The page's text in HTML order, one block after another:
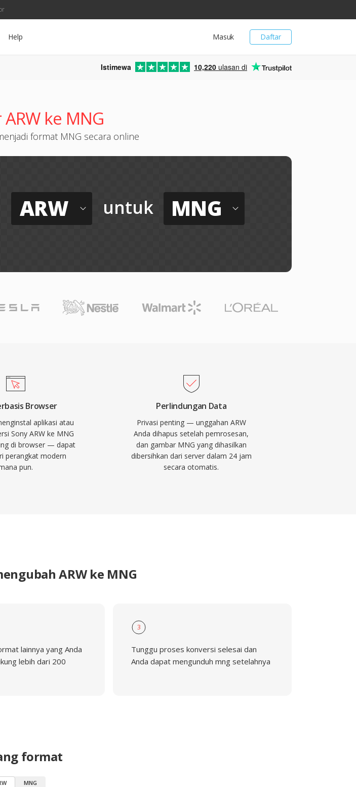
Daftar
Masuk
Help
Istimewa 10,220 ulasan di
ke MNG
format MNG secara online
ARW untuk MNG
Browser
aplikasi atau
Sony ARW ke MNG
di browser — dapat
perangkat modern
pun.
Perlindungan Data
Privasi penting — unggahan ARW
Anda dihapus setelah pemrosesan,
dan gambar MNG yang dihasilkan
dibersihkan dari server dalam 24 jam
secara otomatis.
ARW ke MNG
lainnya yang Anda
lebih dari 200
3
Tunggu proses konversi selesai dan
Anda dapat mengunduh mng setelahnya
format
MNG